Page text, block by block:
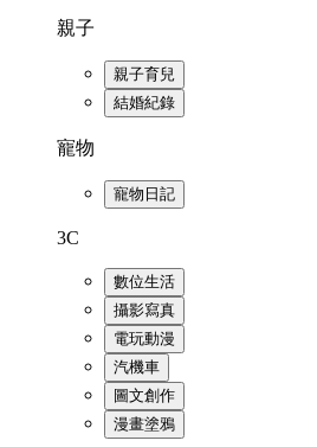
親子
親子育兒
結婚紀錄
寵物
寵物日記
3C
數位生活
攝影寫真
電玩動漫
汽機車
圖文創作
漫畫塗鴉